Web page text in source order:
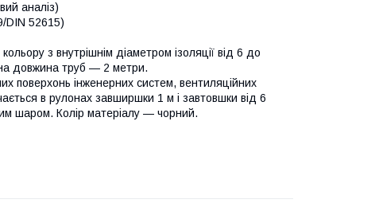
аналіз)
DIN 52615)
з внутрішнім діаметром ізоляції від 6 до
довжина труб — 2 метри.
поверхонь інженерних систем, вентиляційних
в рулонах завширшки 1 м і завтовшки від 6
шаром. Колір матеріалу — чорний.